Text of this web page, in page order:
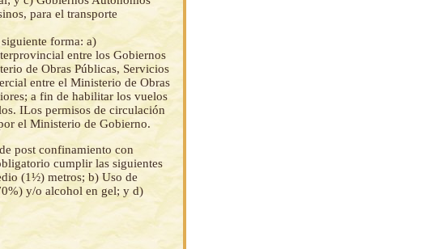
para el transporte
forma: a)
entre los Gobiernos
de Obras Públicas, Servicios
entre el Ministerio de Obras
a fin de habilitar los vuelos
ILos permisos de circulación
el Ministerio de Gobierno.
post confinamiento con
cumplir las siguientes
(1½) metros; b) Uso de
y/o alcohol en gel; y d)